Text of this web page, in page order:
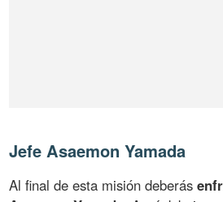
Jefe Asaemon Yamada
Al final de esta misión deberás